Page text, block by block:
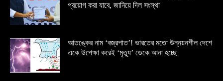
প্রয়োগ করা যাবে, জানিয়ে দিল সংস্থা
আতঙ্কের নাম ‘বজ্রপাত’! ভারতের মতো উন্নয়নশীল দেশে
একে উপেক্ষা করেই ‘মৃত্যু’ ডেকে আনা হচ্ছে